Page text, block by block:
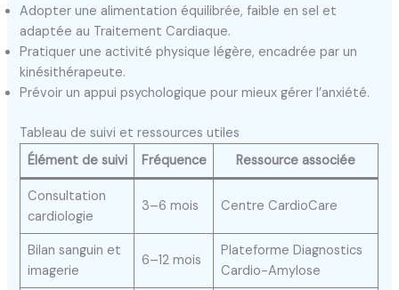
Adopter une alimentation équilibrée, faible en sel et
adaptée au Traitement Cardiaque.
Pratiquer une activité physique légère, encadrée par un
kinésithérapeute.
Prévoir un appui psychologique pour mieux gérer l’anxiété.
Tableau de suivi et ressources utiles
Élément de suivi
Fréquence Ressource associée
Consultation
cardiologie
3–6 mois Centre CardioCare
Bilan sanguin et
imagerie
6–12 mois
Plateforme Diagnostics
Cardio-Amylose